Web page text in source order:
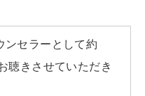
ンセラーとして約
聴きさせていただき